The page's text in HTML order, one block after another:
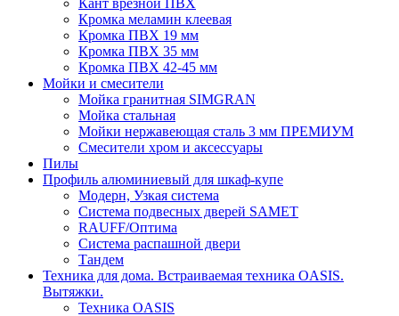
Кромка меламин клеевая
Кромка ПВХ 19 мм
Кромка ПВХ 35 мм
Кромка ПВХ 42-45 мм
Мойки и смесители
Мойка гранитная SIMGRAN
Мойка стальная
Мойки нержавеющая сталь 3 мм ПРЕМИУМ
Смесители хром и аксессуары
Пилы
Профиль алюминиевый для шкаф-купе
Модерн, Узкая система
Система подвесных дверей SAMET
RAUFF/Оптима
Система распашной двери
Тандем
Техника для дома. Встраиваемая техника OASIS.
Вытяжки.
Техника OASIS